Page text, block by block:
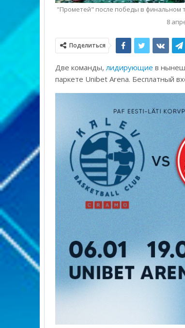
"Прометей" после победы в финальном
8
Поделиться
Две команды,лидирующие в
паркете Unibet Arena. Бесплатный